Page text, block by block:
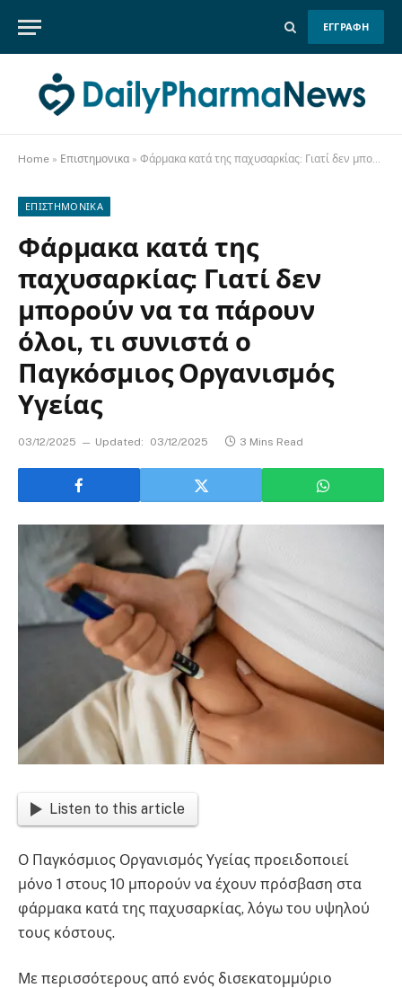
ΕΓΓΡΑΦΗ
Home » Επιστημονικα » Φάρμακα κατά της παχυσαρκίας: Γιατί δεν μπορούν να τα πάρουν όλοι, τι συνιστά ο Παγκόσμιος Οργανισμός Υγείας
ΕΠΙΣΤΗΜΟΝΙΚΑ
Φάρμακα κατά της
παχυσαρκίας: Γιατί δεν
μπορούν να τα πάρουν
όλοι, τι συνιστά ο
Παγκόσμιος Οργανισμός
Υγείας
03/12/2025 Updated: 03/12/2025 3 Mins Read
Listen to this article
Ο Παγκόσμιος Οργανισμός Υγείας προειδοποιεί
μόνο 1 στους 10 μπορούν να έχουν πρόσβαση στα
φάρμακα κατά της παχυσαρκίας, λόγω του υψηλού
τους κόστους.
Με περισσότερους από ενός δισεκατομμύριο